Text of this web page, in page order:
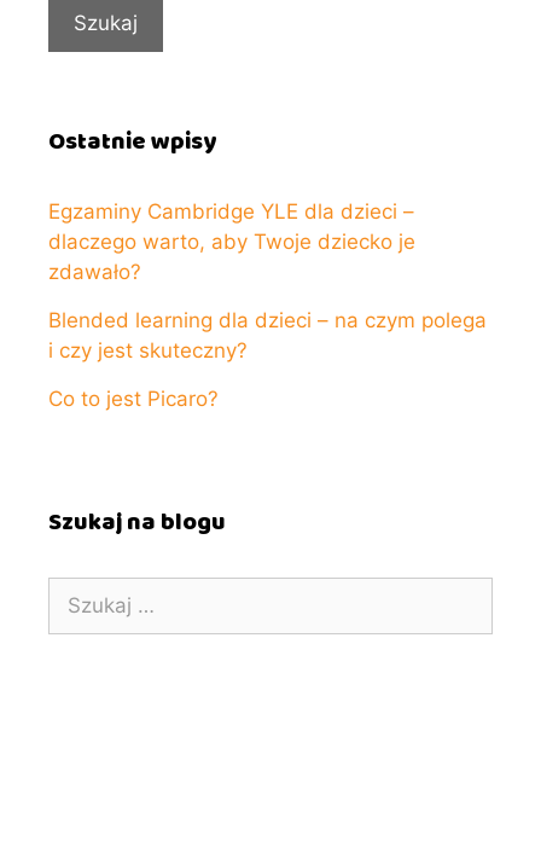
Szukaj
Ostatnie wpisy
Egzaminy Cambridge YLE dla dzieci –
dlaczego warto, aby Twoje dziecko je
zdawało?
Blended learning dla dzieci – na czym polega
i czy jest skuteczny?
Co to jest Picaro?
Szukaj na blogu
Szukaj: